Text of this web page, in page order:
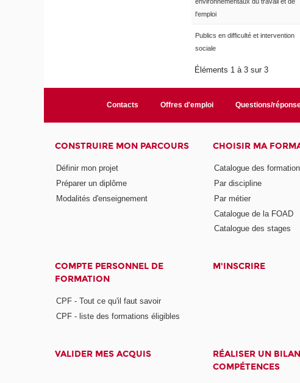
environnementaux du travail et de
l'emploi
Publics en difficulté et intervention
sociale
Éléments 1 à 3 sur 3
Contacts Offres d'emploi Questions/
CONSTRUIRE MON PARCOURS
Définir mon projet
Préparer un diplôme
Modalités d'enseignement
CHOISIR MA
Catalogue des
Par discipline
Par métier
Catalogue de la FOAD
Catalogue des stages
COMPTE PERSONNEL DE
FORMATION
CPF - Tout ce qu'il faut savoir
CPF - liste des formations éligibles
M'INSCRIRE
VALIDER MES ACQUIS
RÉALISER UN
COMPÉTENCES